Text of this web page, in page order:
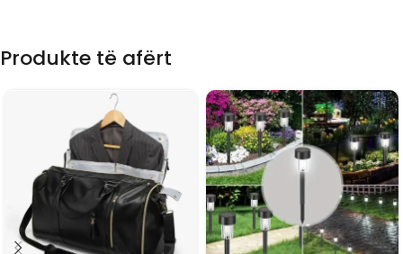
Produkte të afërt